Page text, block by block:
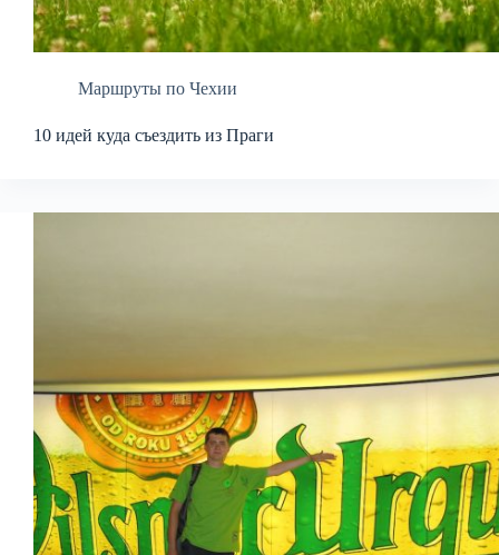
Маршруты по Чехии
10 идей куда съездить из Праги